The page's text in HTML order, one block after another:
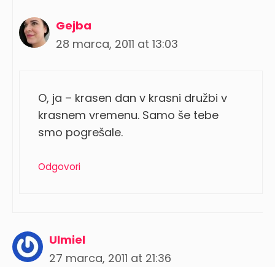
Gejba
28 marca, 2011 at 13:03
O, ja – krasen dan v krasni družbi v
krasnem vremenu. Samo še tebe
smo pogrešale.
Odgovori
Ulmiel
27 marca, 2011 at 21:36